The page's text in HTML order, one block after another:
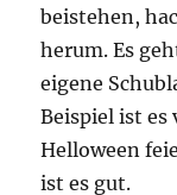
beistehen,
herum. Es
eigene
Beispiel ist es
Helloween
ist es gut.